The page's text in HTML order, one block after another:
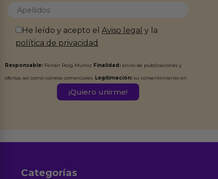
He leído y acepto elAviso legal y la
política de privacidad
Responsable: Ferran Roig Muñoz Finalidad: envío de publicaciones y
ofertas así como correos comerciales. Legitimación: su consentimiento en
Destinatarios:Ferran Roig Muñoz. Podrás ejercer tus
Categorías